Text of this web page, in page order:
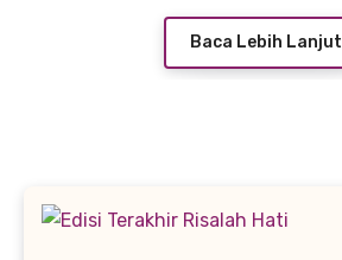
Baca Lebih Lanjut